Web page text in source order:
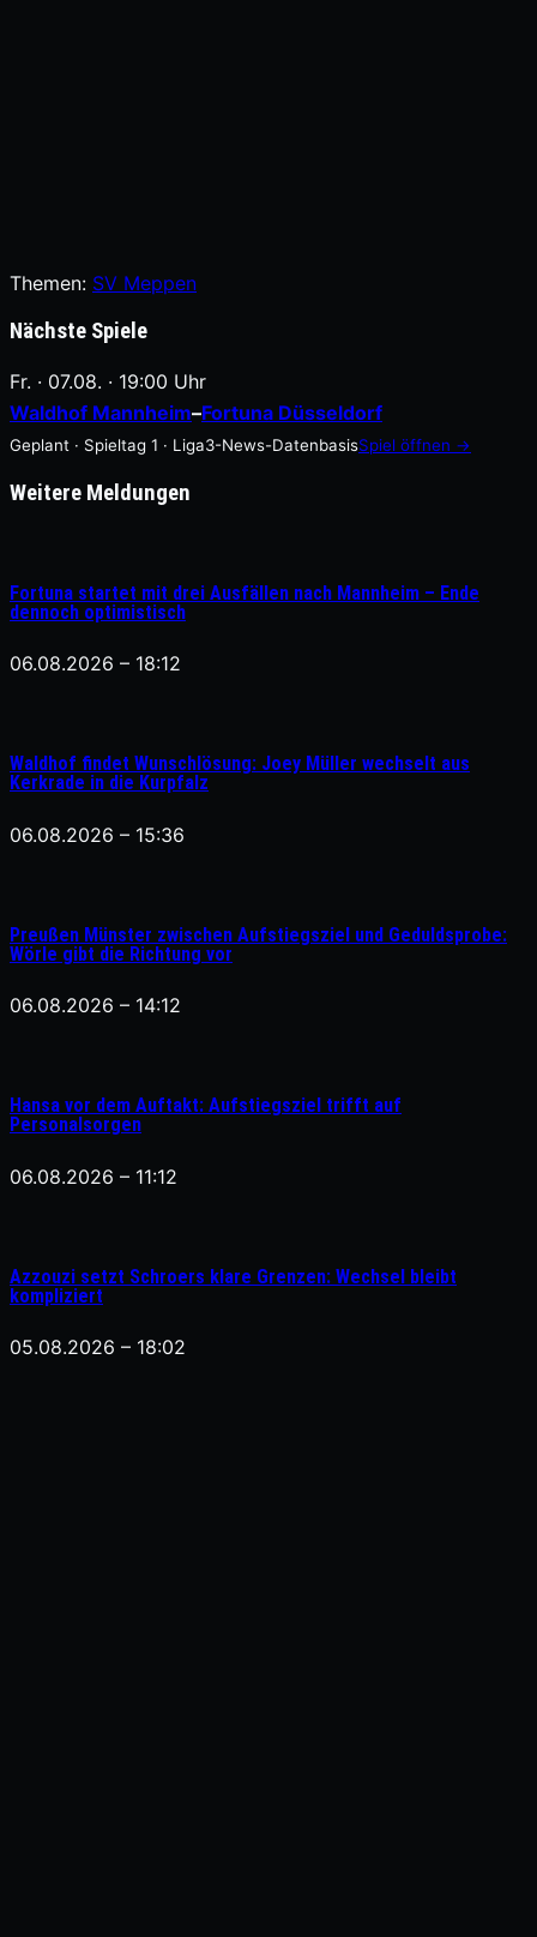
Themen: SV Meppen
Nächste Spiele
Fr. · 07.08. · 19:00 Uhr
Waldhof Mannheim–Fortuna Düsseldorf
Geplant · Spieltag 1 · Liga3-News-DatenbasisSpiel öffnen →
Weitere Meldungen
Fortuna startet mit drei Ausfällen nach Mannheim – Ende
dennoch optimistisch
06.08.2026 – 18:12
Waldhof findet Wunschlösung: Joey Müller wechselt aus
Kerkrade in die Kurpfalz
06.08.2026 – 15:36
Preußen Münster zwischen Aufstiegsziel und Geduldsprobe:
Wörle gibt die Richtung vor
06.08.2026 – 14:12
Hansa vor dem Auftakt: Aufstiegsziel trifft auf
Personalsorgen
06.08.2026 – 11:12
Azzouzi setzt Schroers klare Grenzen: Wechsel bleibt
kompliziert
05.08.2026 – 18:02